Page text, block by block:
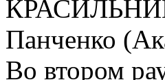
Панченко
Во втором